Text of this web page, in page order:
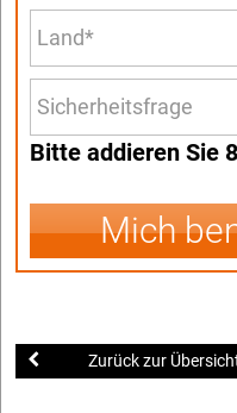
Bitte addieren Sie
Mich
Zurück zur